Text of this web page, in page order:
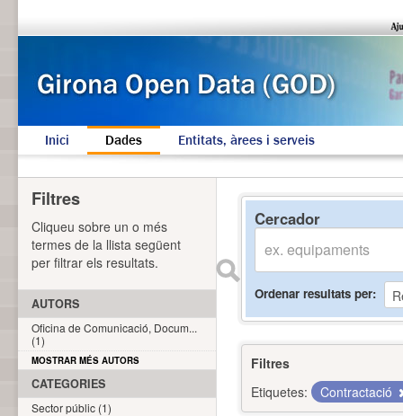
Inici Dades Entitats, àrees i serveis
Cercador
Ordenar resultats per
Filtres
Etiquetes:
Contractació
Filtres
Cliqueu sobre un o més
termes de la llista següent
per filtrar els resultats.
AUTORS
Oficina de Comunicació, Docum...
(1)
MOSTRAR MÉS AUTORS
CATEGORIES
Sector públic (1)